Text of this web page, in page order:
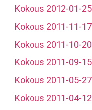
Kokous 2012-01-25
Kokous 2011-11-17
Kokous 2011-10-20
Kokous 2011-09-15
Kokous 2011-05-27
Kokous 2011-04-12